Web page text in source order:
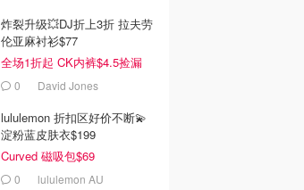
炸裂升级💥DJ折上3折 拉夫劳
伦亚麻衬衫$77
全场1折起 CK内裤$4.5捡漏
0 David Jones
lululemon 折扣区好价不断💫
淀粉蓝皮肤衣$199
Curved 磁吸包$69
0 lululemon AU